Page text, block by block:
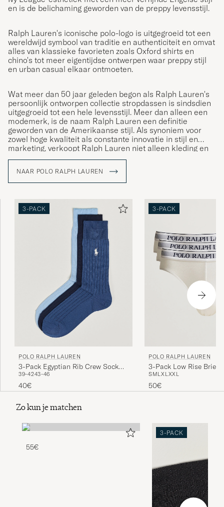
en is de belichaming geworden van de preppy levensstijl.
Ralph Lauren's iconische polo-logo is uitgegroeid tot een
wereldwijd symbool van traditie en authenticiteit en omvat
alles van klassieke favorieten zoals Oxford shirts en
chino's tot meer eigentijdse ontwerpen waar preppy stijl
en urban casual elkaar ontmoeten.
Wat meer dan 50 jaar geleden begon als Ralph Lauren's
persoonlijk ontworpen collectie stropdassen is sindsdien
uitgegroeid tot een hele levensstijl. Meer dan alleen een
modemerk, is de naam Ralph Lauren een definitie
geworden van de Amerikaanse stijl. Als synoniem voor
zowel hoge kwaliteit als constante innovatie in stijl en
marketing, verkoopt Ralph Lauren niet alleen kleding en
accessoires; ze verkopen een levensstijl die de
NAAR POLO RALPH LAUREN
3-PACK
POLO RALPH LAUREN
3-Pack Egyptian Rib Crew Sock
Blue Combo
39-4243-46
40€
3-PACK
POLO RALPH LAUREN
3-Pack Low Rise Brief
SMLXLXXL
50€
Zo kun je matchen
55€
3-PACK